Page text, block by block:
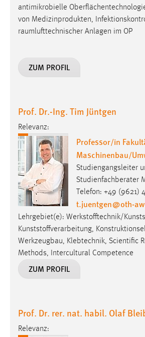
antimikrobielle
von Medizinprodukten,
raumlufttechnischer Anlagen im OP
ZUM PROFIL
Prof. Dr.-Ing. Tim Jüntgen
Relevanz:
Professor/in
Maschinenbau/
Studiengangsleiter
Studienfachberater
Telefon: +49 (9621)
t.juentgen@oth-aw
Lehrgebiet(e): Werkstofftechnik/
Kunststoffverarbeitung,
Werkzeugbau, Klebtechnik, Scientific
Methods, Intercultural Competence
ZUM PROFIL
Prof. Dr. rer. nat. habil. Olaf
Relevanz:
Wird benötigt um die Chatfunktion
Cookie Laufzeit:
Name:
fe_user, be_user, be_lastLoginProvider
Zweck:
Dieser Cookie ist notwendig um sich an
einloggen zu können.
Cookie Laufzeit:
24 Stunden
STATISTIK
Statistik Cookies erfassen
Diese Informationen helfen uns zu
unsere Besucher unsere Website
Name: